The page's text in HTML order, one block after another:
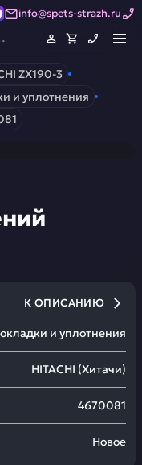
info@spets-strazh.ru
ZX190-3
и уплотнения
К ОПИСАНИЮ
и уплотнения
HITACHI (Хитачи)
4670081
Новое